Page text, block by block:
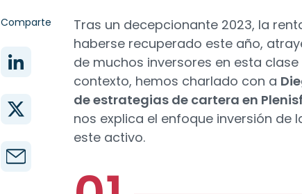
Comparte
Tras un decepcionante 2023, la
haberse recuperado este año,
de muchos inversores en esta clase
contexto, hemos charlado con a
de estrategias de cartera en
nos explica el enfoque inversión de
este activo.